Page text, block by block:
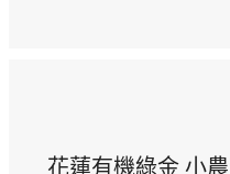
花蓮有機綠金 小